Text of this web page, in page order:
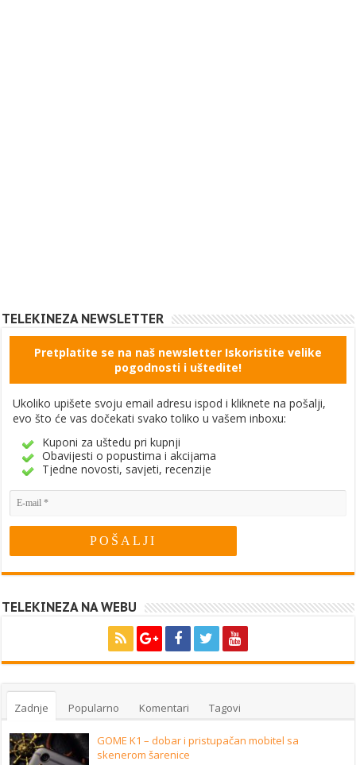
TELEKINEZA NEWSLETTER
Pretplatite se na naš newsletter Iskoristite velike
pogodnosti i uštedite!
Ukoliko upišete svoju email adresu ispod i kliknete na pošalji,
evo što će vas dočekati svako toliko u vašem inboxu:
Kuponi za uštedu pri kupnji
Obavijesti o popustima i akcijama
Tjedne novosti, savjeti, recenzije
TELEKINEZA NA WEBU
Zadnje Popularno Komentari Tagovi
GOME K1 – dobar i pristupačan mobitel sa
skenerom šarenice